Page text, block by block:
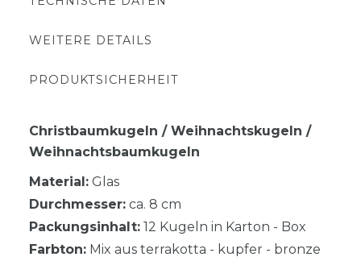
WEITERE DETAILS
PRODUKTSICHERHEIT
Christbaumkugeln / Weihnachtskugeln /
Weihnachtsbaumkugeln
Material: Glas
Durchmesser: ca. 8 cm
Packungsinhalt: 12 Kugeln in Karton - Box
Farbton: Mix aus terrakotta - kupfer - bronze